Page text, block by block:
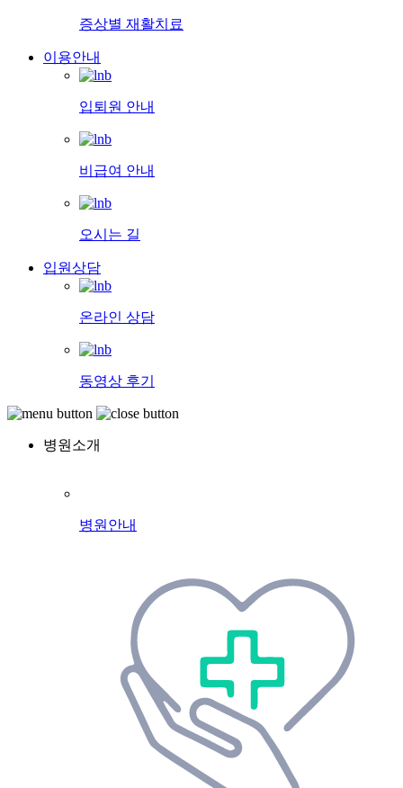
증상별 재활치료
이용안내
입퇴원 안내
비급여 안내
오시는 길
입원상담
온라인 상담
동영상 후기
병원소개
병원안내